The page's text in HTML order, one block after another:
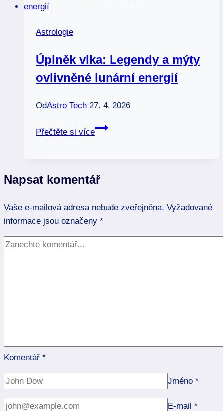
Astrologie
Úplněk vlka: Legendy a mýty
ovlivněné lunární energií
OdAstro Tech 27. 4. 2026
Přečtěte si více
Úplněk
mýty
lunární
energií
Napsat komentář
Vaše e-mailová adresa nebude zveřejněna. Vyžadované
informace jsou označeny *
Komentář *
Jméno *
E-mail *